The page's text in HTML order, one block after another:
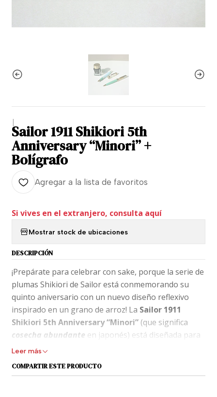
|
Sailor 1911 Shikiori 5th
Anniversary “Minori” +
Bolígrafo
Agregar a la lista de favoritos
Si vives en el extranjero, consulta aquí
Mostrar stock de ubicaciones
DESCRIPCIÓN
¡Prepárate para celebrar con sake, porque la serie de
plumas Shikiori de Sailor está conmemorando su
quinto aniversario con un nuevo diseño reflexivo
inspirado en un grano de arroz! La Sailor 1911
Shikiori 5th Anniversary “Minori” (que significa
cosecha abundante en japonés) está diseñada para
reflejar los colores de los campos de arroz, con la
del arroz en crecimiento representado en la sección,
Leer más
COMPARTIR ESTE PRODUCTO